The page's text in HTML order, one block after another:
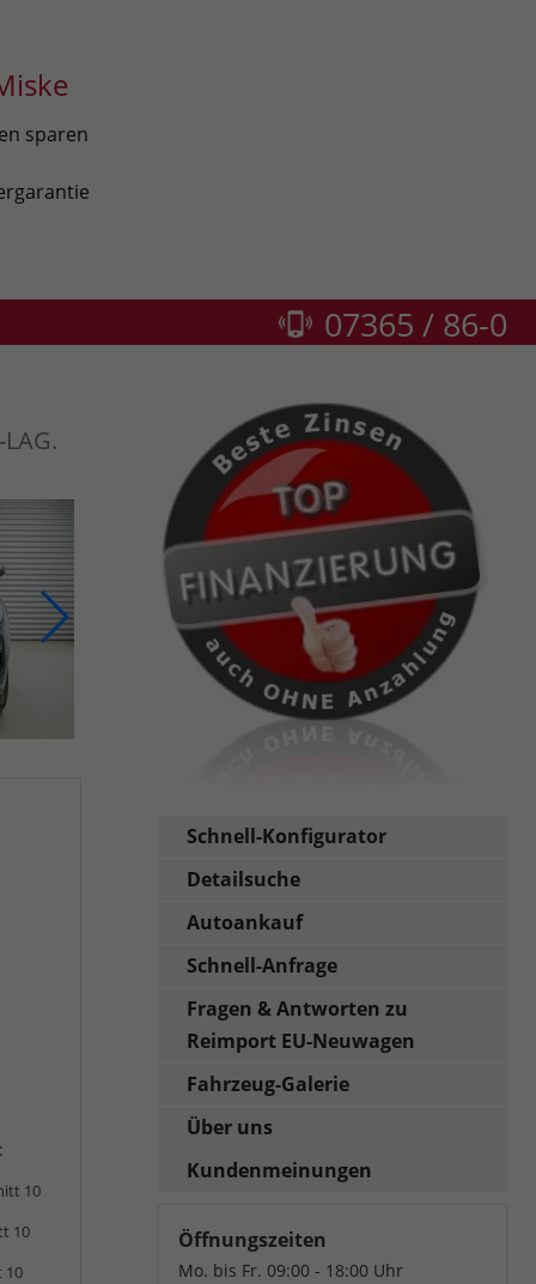
sparen
07365 / 86-0
10
10
10
Schnell-Konfigurator
Detailsuche
Autoankauf
Schnell-Anfrage
Fragen & Antworten zu
Reimport EU-Neuwagen
Fahrzeug-Galerie
Über uns
Kundenmeinungen
Öffnungszeiten
Mo. bis Fr. 09:00 - 18:00 Uhr